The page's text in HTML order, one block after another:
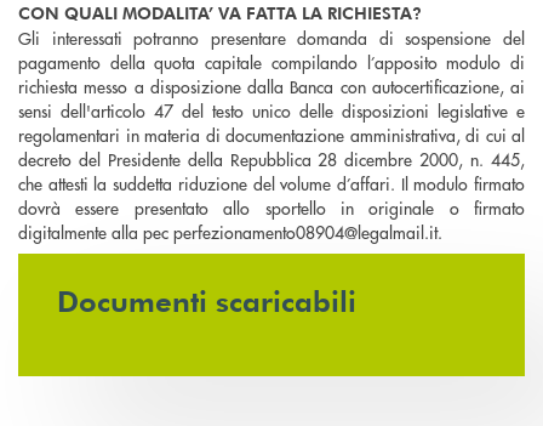
CON QUALI MODALITA’ VA FATTA LA RICHIESTA?
Gli interessati potranno presentare domanda di sospensione del
pagamento della quota capitale compilando l’apposito modulo di
richiesta messo a disposizione dalla Banca con autocertificazione, ai
sensi dell'articolo 47 del testo unico delle disposizioni legislative e
regolamentari in materia di documentazione amministrativa, di cui al
decreto del Presidente della Repubblica 28 dicembre 2000, n. 445,
che attesti la suddetta riduzione del volume d’affari. Il modulo firmato
dovrà essere presentato allo sportello in originale o firmato
digitalmente alla pec perfezionamento08904@legalmail.it.
Documenti scaricabili